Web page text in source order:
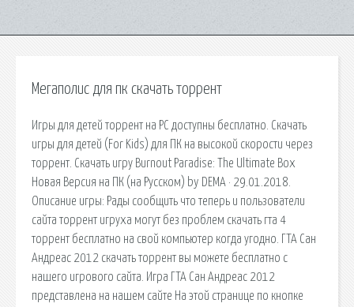
Мегаполис для пк скачать торрент
Игры для детей торрент на PC доступны бесплатно. Скачать
игры для детей (For Kids) для ПК на высокой скорости через
торрент. Скачать игру Burnout Paradise: The Ultimate Box
Новая Версия на ПК (на Русском) by DEMA · 29.01.2018.
Описание игры: Рады сообщить что теперь и пользователи
сайта торрент игруха могут без проблем скачать гта 4
торрент бесплатно на свой компьютер когда угодно. ГТА Сан
Андреас 2012 скачать торрент вы можете бесплатно с
нашего игрового сайта. Игра ГТА Сан Андреас 2012
представлена на нашем сайте На этой странице по кнопке